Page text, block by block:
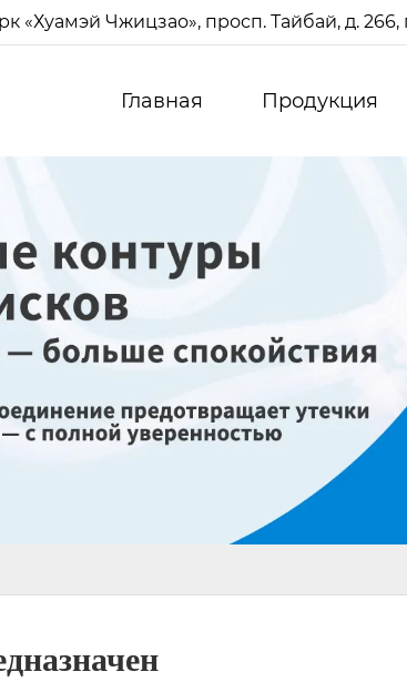
Чжицзао», просп. Тайбай, д. 266,
Главная Продукция